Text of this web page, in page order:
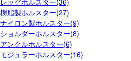
樹脂製ホルスター(27)
ナイロン製ホルスター(9)
ショルダーホルスター(8)
アンクルホルスター(6)
モジュラーホルスター(16)